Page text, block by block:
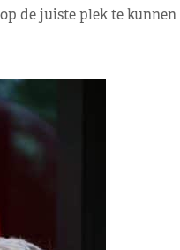
de juiste plek te kunnen